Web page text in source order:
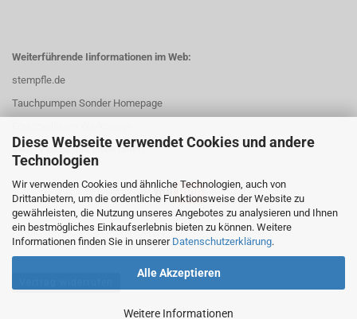
Diese Webseite verwendet Cookies und andere
Technologien
Wir verwenden Cookies und ähnliche Technologien, auch von
Drittanbietern, um die ordentliche Funktionsweise der Website zu
gewährleisten, die Nutzung unseres Angebotes zu analysieren und Ihnen
ein bestmögliches Einkaufserlebnis bieten zu können. Weitere
Informationen finden Sie in unserer Datenschutzerklärung.
Alle Akzeptieren
Weitere Informationen
Weiterführende Iinformationen im Web:
stempfle.de
Tauchpumpen Sonder Homepage
Mehr Videos und Infos unter: